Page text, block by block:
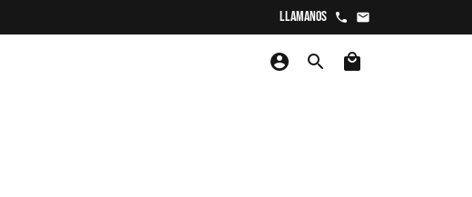
Llamanos phone email
account_circle search local_mall